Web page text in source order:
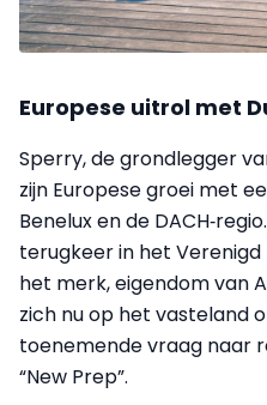
Europese uitrol met
Sperry, de grondlegger
zijn Europese groei met
Benelux en de
terugkeer in het
het merk, eigendom van
zich nu op het vasteland
toenemende vraag naar
“New Prep”.